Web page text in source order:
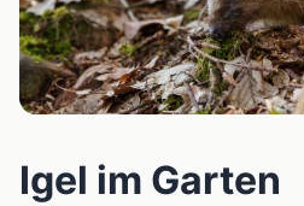
Igel im Garten